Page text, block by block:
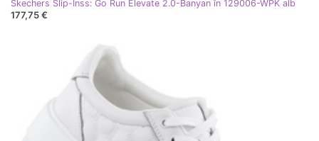
Skechers Slip-Inss: Go Run Elevate 2.0-Banyan în 129006-WPK alb
177,75 €